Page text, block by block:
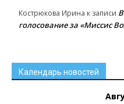
Кострюкова Ирина к записи
голосование за «Миссис
Календарь новостей